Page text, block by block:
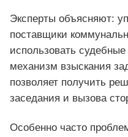
Эксперты объясняют:
поставщики
использовать
механизм взыскания
позволяет получить
заседания и вызова
Особенно часто